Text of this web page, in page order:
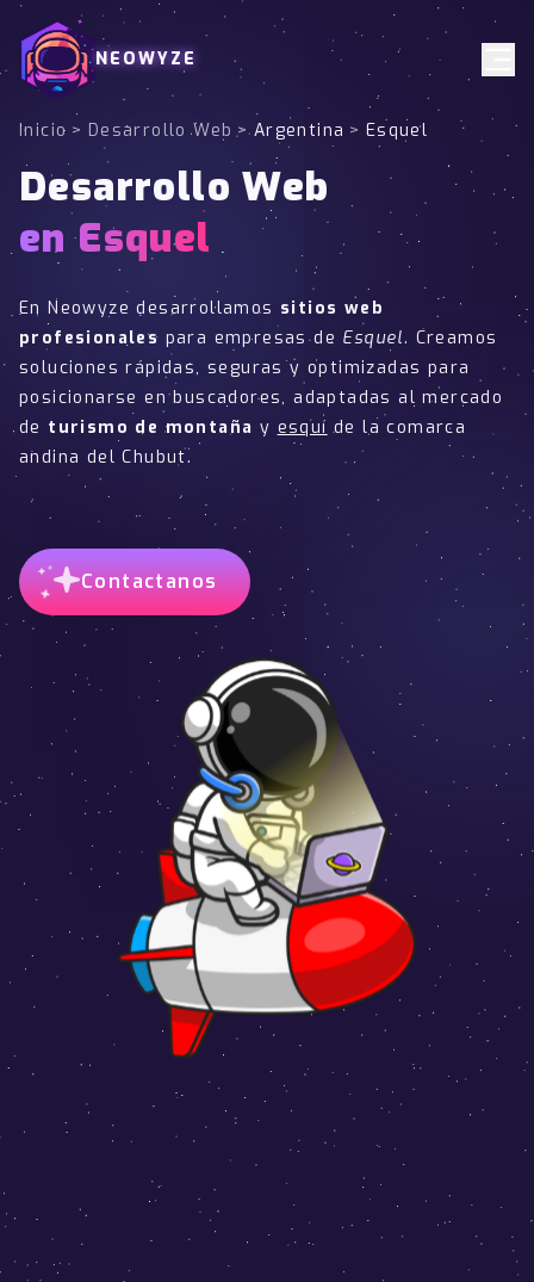
NEOWYZE
Inicio > Desarrollo Web > Argentina > Esquel
Desarrollo Web
en Esquel
En Neowyze desarrollamos sitios web
profesionales para empresas de Esquel. Creamos
soluciones rápidas, seguras y optimizadas para
posicionarse en buscadores, adaptadas al mercado
de turismo de montaña y esquí de la comarca
andina del Chubut.
Contactanos